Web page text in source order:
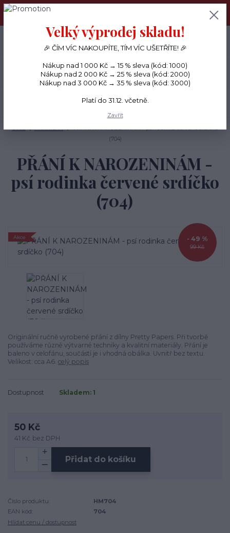
PŘÁNÍČKA a PAPÍROVÉ DÁRKY odesílám každý den, KREATIVNÍ
Menu
CZK
+420 734 380 930
(Po-Ne, 8-20 hod.)
(704)
PŘÁNÍ K NAROZENINÁM -
psí rodinka červené srdíčko
(704)
Akce
99 Kč
- 49 %
Originální ručně vyrobené přání z dílny Pretty Papers. Při tvorbě
používáme různé výtvarné techniky a kvalitní materiály. Přání je
baleno v celofánu, součástí je i vhodná obálka. Uvnitř bez textu.
Velikost: cca A6. celý popis
Dostupnost Skladem: 1
50 Kč
41 Kč bez DPH
Přidat do košíku
Číslo produktu:
HM704
EAN kód:
704
Hlídat cenu / dostupnost
Velký výprodej skladu!
🎉 ČÍM VÍC NAKOUPÍTE, TÍM VÍC UŠETŘÍTE! 🎉
Nákup nad 1 000 Kč → 15 % sleva (kód: 1000)
Nákup nad 2 000 Kč → 25 % sleva (kód: 2000)
Nákup nad 3 000 Kč → 35 % sleva (kód: 3000)
Platí do 31.12. včetně.
Zavřít